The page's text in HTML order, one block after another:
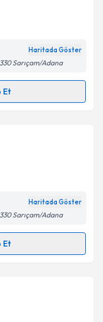
bilgilendireceğiz.
ilişkin
belirtilen
Haritada Göster
Sarıçam/Adana
Et
takvimi talebi
almanız için bir
bilgilendireceğiz.
ilişkin
belirtilen
Haritada Göster
Sarıçam/Adana
Et
talebi oluşturun.
için bir takvim